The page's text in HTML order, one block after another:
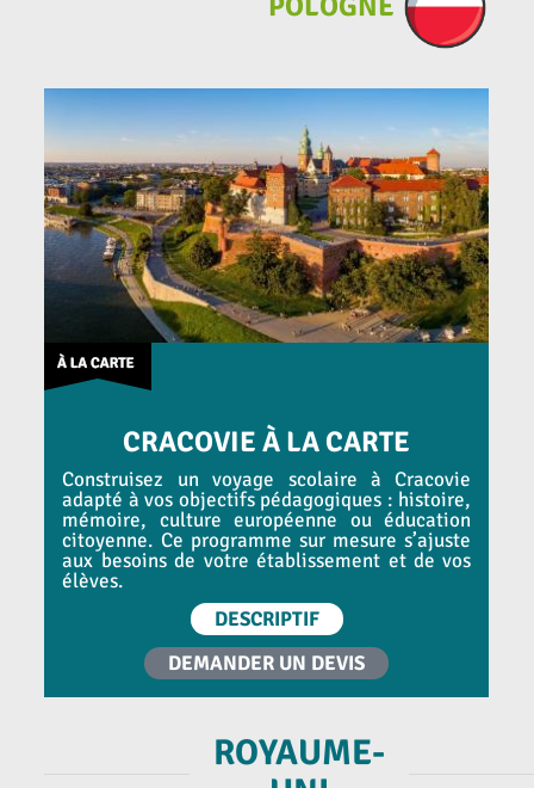
CRACOVIE À LA CARTE
Construisez un voyage scolaire à Cracovie
adapté à vos objectifs pédagogiques : histoire,
mémoire, culture européenne ou éducation
citoyenne. Ce programme sur mesure s’ajuste
aux besoins de votre établissement et de vos
élèves.
DESCRIPTIF
DEMANDER UN DEVIS
ROYAUME-